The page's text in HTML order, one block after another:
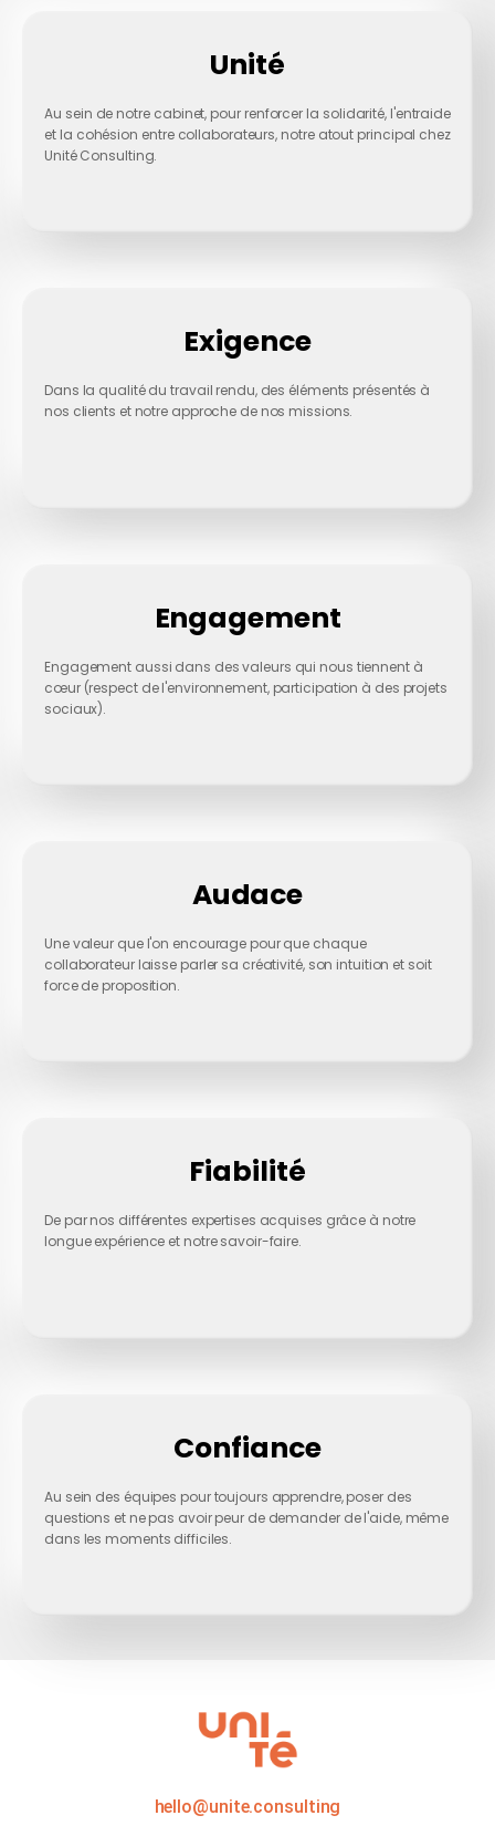
Unité
Au sein de notre cabinet, pour renforcer la solidarité, l'entraide
et la cohésion entre collaborateurs, notre atout principal chez
Unité Consulting.
Exigence
Dans la qualité du travail rendu, des éléments présentés à
nos clients et notre approche de nos missions.
Engagement
Engagement aussi dans des valeurs qui nous tiennent à
cœur (respect de l'environnement, participation à des projets
sociaux).
Audace
Une valeur que l'on encourage pour que chaque
collaborateur laisse parler sa créativité, son intuition et soit
force de proposition.
Fiabilité
De par nos différentes expertises acquises grâce à notre
longue expérience et notre savoir-faire.
Confiance
Au sein des équipes pour toujours apprendre, poser des
questions et ne pas avoir peur de demander de l'aide, même
dans les moments difficiles.
hello@unite.consulting